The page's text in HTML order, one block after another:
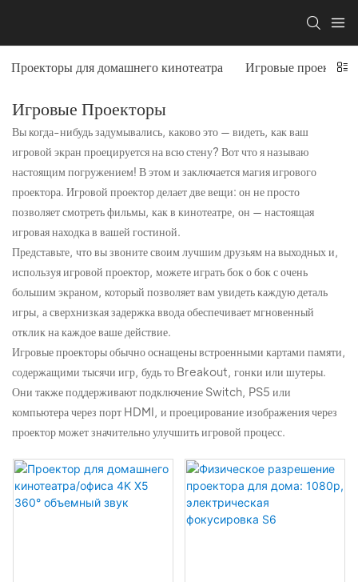
Проекторы для домашнего кинотеатра Игровые проекторы
Игровые Проекторы
Вы когда-нибудь задумывались, каково это — видеть, как ваш
игровой экран проецируется на всю стену? Вот что я называю
настоящим погружением! В этом и заключается магия игрового
проектора. Игровой проектор делает две вещи: он не просто
позволяет смотреть фильмы, как в кинотеатре, он — настоящая
игровая находка в вашей гостиной.
Представьте, что вы звоните своим лучшим друзьям на выходных и,
используя игровой проектор, можете играть бок о бок с очень
большим экраном, который позволяет вам увидеть каждую деталь
игры, а сверхнизкая задержка ввода обеспечивает мгновенный
отклик на каждое ваше действие.
Игровые проекторы обычно оснащены встроенными картами памяти,
содержащими тысячи игр, будь то Breakout, гонки или шутеры.
Они также поддерживают подключение Switch, PS5 или
компьютера через порт HDMI, и проецирование изображения через
проектор может значительно улучшить игровой процесс.